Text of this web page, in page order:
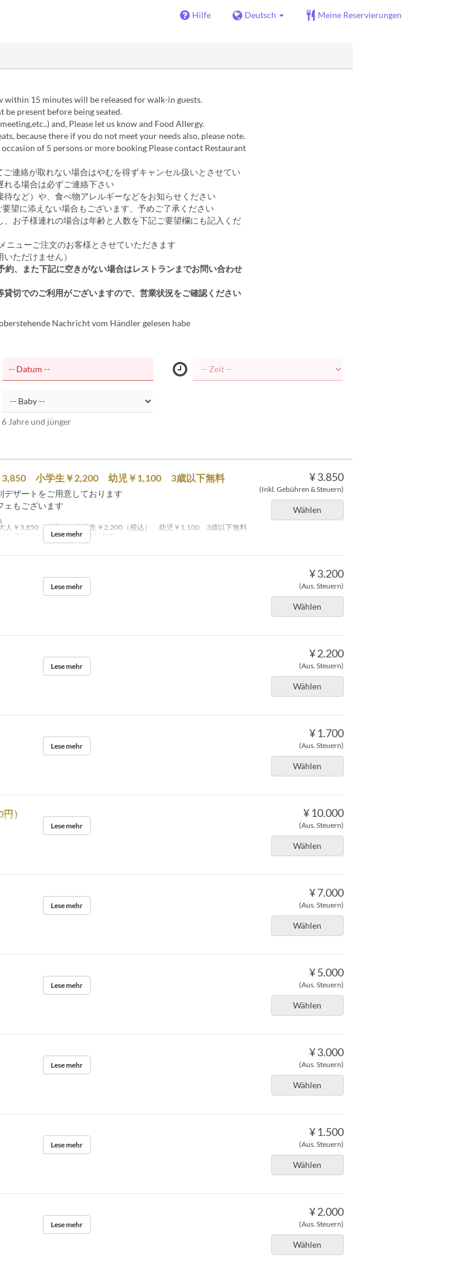
Hilfe Deutsch Meine Reservierungen
15 minutes will be released for walk-in guests.
present before being seated.
and, Please let us know and Food Allergy.
because there if you do not meet your needs also, please note.
of 5 persons or more booking Please contact Restaurant
連絡が取れない場合はやむを得ずキャンセル扱いとさせてい
れる場合は必ずご連絡下さい
など）や、食べ物アレルギーなどをお知らせください
望に添えない場合もございます、予めご了承ください
お子様連れの場合は年齢と人数を下記ご要望欄にも記入くだ
ニューご注文のお客様とさせていただきます
ただけません）
約、また下記に空きがない場合はレストランまでお問い合わせ
貸切でのご利用がございますので、営業状況をご確認ください
Nachricht vom Händler gelesen habe
6 Jahre und jünger
¥ 3.850
(Inkl. Gebühren & Steuern)
Wählen
3,850 小学生￥2,200 幼児￥1,100 3歳以下無料
ザートをご用意しております
ェもございます
人￥3,850（税込） 小学生￥2,200（税込） 幼児￥1,100 3歳以下無料
ルアンジェＭｉｅで開催致します
Lese mehr
¥ 3.200
(Aus. Steuern)
Wählen
Lese mehr
¥ 2.200
(Aus. Steuern)
Wählen
Lese mehr
¥ 1.700
(Aus. Steuern)
Wählen
Lese mehr
¥ 10.000
(Aus. Steuern)
Wählen
）
Lese mehr
¥ 7.000
(Aus. Steuern)
Wählen
Lese mehr
¥ 5.000
(Aus. Steuern)
Wählen
Lese mehr
¥ 3.000
(Aus. Steuern)
Wählen
Lese mehr
¥ 1.500
(Aus. Steuern)
Wählen
Lese mehr
¥ 2.000
(Aus. Steuern)
Wählen
Lese mehr